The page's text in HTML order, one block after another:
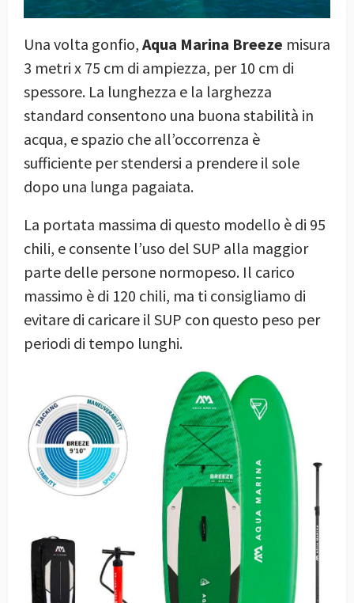
Una volta gonfio, Aqua Marina Breeze misura
3 metri x 75 cm di ampiezza, per 10 cm di
spessore. La lunghezza e la larghezza
standard consentono una buona stabilità in
acqua, e spazio che all’occorrenza è
sufficiente per stendersi a prendere il sole
dopo una lunga pagaiata.
La portata massima di questo modello è di 95
chili, e consente l’uso del SUP alla maggior
parte delle persone normopeso. Il carico
massimo è di 120 chili, ma ti consigliamo di
evitare di caricare il SUP con questo peso per
periodi di tempo lunghi.